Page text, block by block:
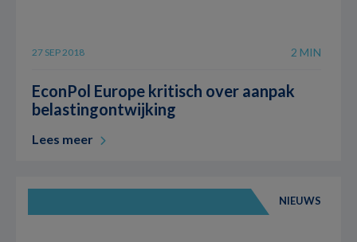
27 SEP 2018 2 MIN
EconPol Europe kritisch over aanpak
belastingontwijking
Lees meer
NIEUWS